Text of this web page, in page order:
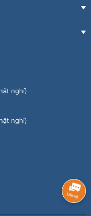
nghỉ)
nghỉ)